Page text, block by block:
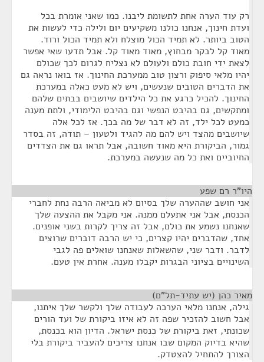
רק עוד הערה אחת לתשומת ליבנו. כמו שאני אומרת בכל
ועדת חינוך, אנחנו כולנו משקיעים יום ולילה כדי לעשות את
הטוב ביותר. לא תמיד הכול מוצלח ולא תמיד הכול ורוד.
מאוד קל לבקר מבחוץ, מאוד מאוד קל. אבל תדעו שאי אפשר
לצאת ידי חובת כולם ולעולם לא נצליח לגרום לכך שכולם
יהיו מלאי סיפוק ורצון טוב ממערכת החינוך. אז בואו נראה גם
את הדברים הטובים שנעשים, ויש לא מעט כאלה במערכת
החינוך. להכיל כרגע את כל הילדים שיושבים בבתים שלהם
ומתקשים, גם בהיבט הנפשי וגם בהיבט הלימודי, ולתת מענה
כמעט לכל ילד, זה לא דבר של מה בכך. אז לכל אלה
שיושבים מהצד ויש להם מה להגיד ולטעון – תודה, זה בסדר
גמור, הביקורת היא מאוד חשובה, אבל תראו גם את הצדדים
החיוביים ואת כל מה שנעשה במערכת.
היו"ר רם שפע
אני חושב שההערה שלך בסיום לא מביאה הרבה נחת לחברי
הכנסת, אבל אני אתעלם ממנה. אני מקבל את ההצעה שלך
שאנחנו נשמע את כולם, אבל זה צריך לקרות בשני אופנים.
אחד, שהדברים יהיו קצרים, כי יש הרבה דוברים שרוצים
לדבר. ודבר שני, שהשאלות שאנחנו שואלים פה לגבי
השינויים בציוני הבגרות יקבלו מענה. אחרת אין טעם.
מאיר כהן (יש עתיד-תל"ם)
גילה, אנחנו מלאי הערכה לעבודה שלך ולקשר שלך איתנו,
אבל חשוב להזכיר שפה זה לא איזו ביקורת של ועד הורים
שכונתי, זאת ביקורת של כנסת ישראל. הדיון הוא בכנסת,
שהיא בדיוק המקום שבו אנחנו צריכים להעביר ביקורת בלי
הצורך להתחיל להצטדק.